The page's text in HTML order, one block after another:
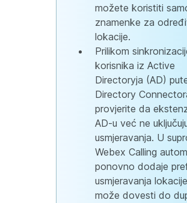
možete koristiti
znamenke za
lokacije.
Prilikom
korisnika iz Active
Directoryja (AD)
Directory
provjerite da
AD-u već ne
usmjeravanja. U
Webex Calling
ponovno dodaje
usmjeravanja
može dovesti do